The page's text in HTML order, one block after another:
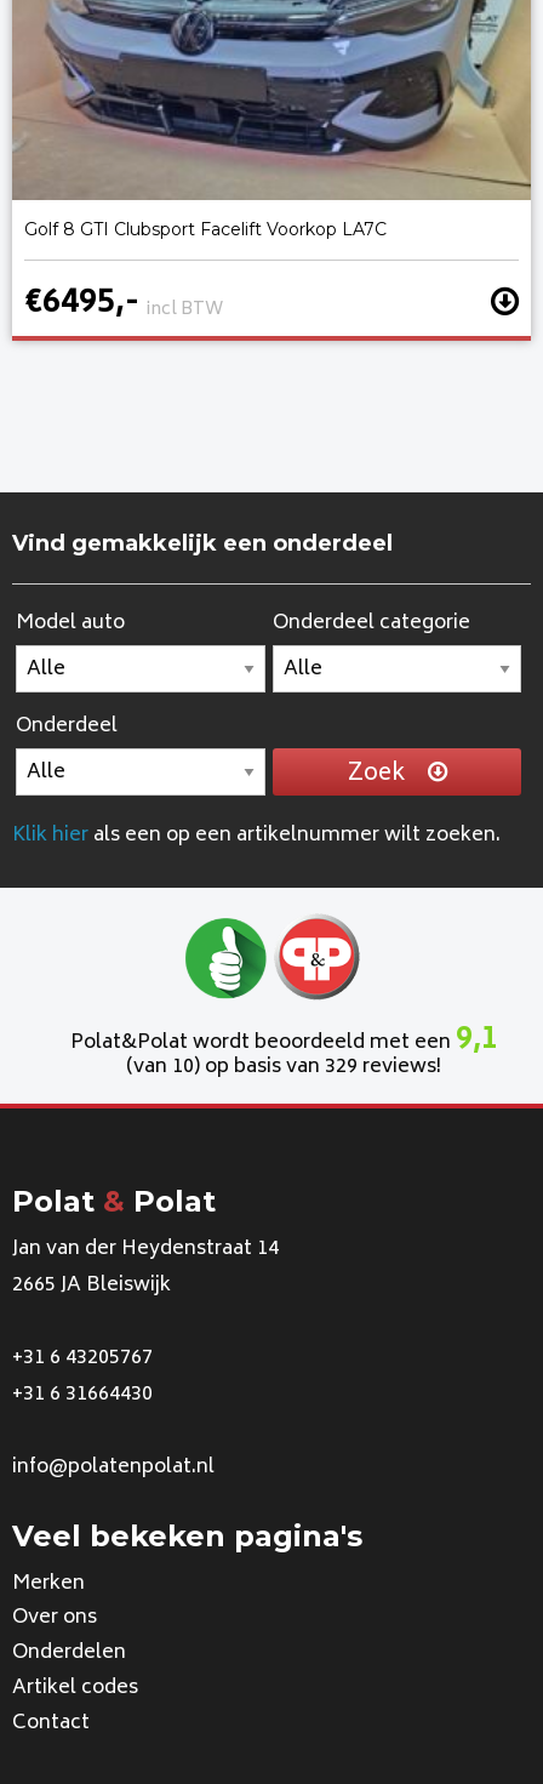
Golf 8 GTI Clubsport Facelift Voorkop LA7C
€6495,- incl BTW
Vind gemakkelijk een onderdeel
Model auto Onderdeel categorie
Onderdeel
Zoek
Klik hierals een op een artikelnummer wilt zoeken.
Polat&Polat wordt beoordeeld met een 9,1
(van 10) op basis van 329 reviews!
Polat & Polat
Jan van der Heydenstraat 14
2665 JA Bleiswijk
+31 6 43205767
+31 6 31664430
info@polatenpolat.nl
Veel bekeken pagina's
Merken
Over ons
Onderdelen
Artikel codes
Contact